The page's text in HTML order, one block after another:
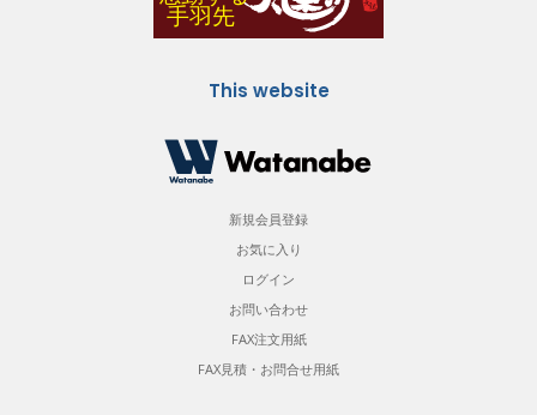
This website
新規会員登録
お気に入り
ログイン
お問い合わせ
FAX注文用紙
FAX見積・お問合せ用紙